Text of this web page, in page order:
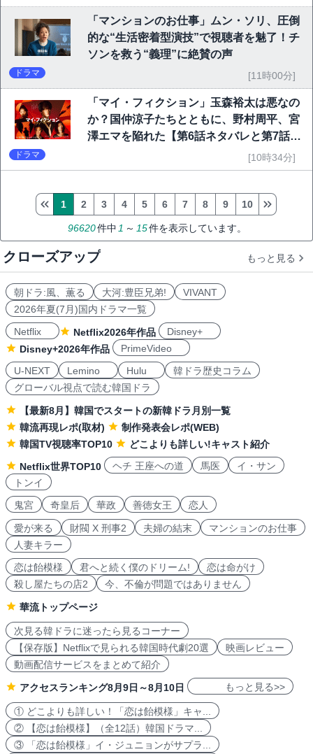
「マンションのお仕事」ムン・ソリ、圧倒
的な“生活密着型演技”で視聴者を魅了！チ
ソンを救う“義理”に絶賛の声
ドラマ [11時00分]
「マイ・フィクション」玉森裕太は悪なの
か？国仲涼子たちとともに、野村周平、宮
澤エマを陥れた【第6話ネタバレと第7話予
ドラマ [10時34分]
96620件中 1 ～ 15件を表示しています。
1 2 3 4 5 6 7 8 9 10
クローズアップ もっと見る
朝ドラ:風、薫る 大河:豊臣兄弟!
VIVANT
2026年夏(7月)国内ドラマ一覧
Netflix
Netflix2026年作品
Disney+
Disney+2026年作品
PrimeVideo
U-NEXT
Lemino Hulu
韓ドラ歴史コラム
グローバル視点で読む韓国ドラ
【最新8月】韓国でスタートの新韓ドラ月別一覧
韓流再現レポ(取材)
制作発表会レポ(WEB)
韓国TV視聴率TOP10
どこよりも詳しい!キャスト紹介
Netflix世界TOP10
ヘチ 王座への道 馬医
イ・サン
トンイ
鬼宮
奇皇后 華政 善徳女王 恋人
愛が来る 財閥 X 刑事2 夫婦の結末
マンションのお仕事
人妻キラー
恋は飴模様
君へと続く僕のドリーム!
恋は命がけ
殺し屋たちの店2
今、不倫が問題ではありません
華流トップページ
次見る韓ドラに迷ったら見るコーナー
【保存版】Netflixで見られる韓国時代劇20選
映画レビュー
動画配信サービスをまとめて紹介
アクセスランキング8月9日～8月10日 もっと見る>>
① どこよりも詳しい！「恋は飴模様」キャ...
② 【恋は飴模様】（全12話）韓国ドラマ...
③ 「恋は飴模様」イ・ジュニョンがサプラ...